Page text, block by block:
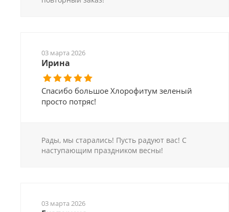
03 марта 2026
Ирина
Спасибо большое Хлорофитум зеленый
просто потряс!
Рады, мы старались! Пусть радуют вас! С
наступающим праздником весны!
03 марта 2026